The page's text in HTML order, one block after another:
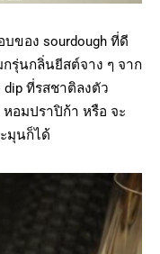
ของ sourdough ที่ดี
รุ่นกลิ่นยีสต์จาง ๆ จาก
dip ที่รสชาติลงตัว
อมปราปิก้า หรือ จะ
มุนก็ได้